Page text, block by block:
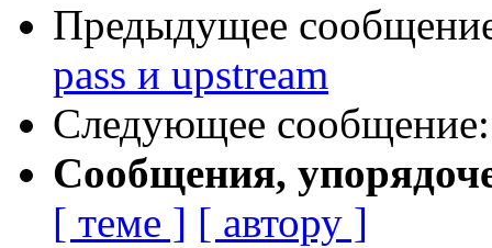
Предыдущее
pass и upstream
Следующее
Сообщения,
[ теме ] [ автору ]